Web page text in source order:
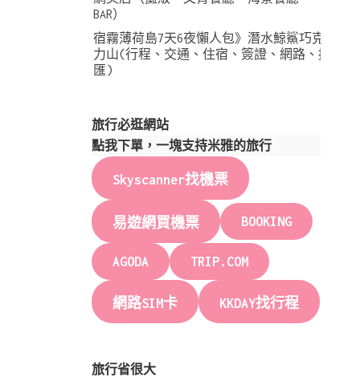
BAR）
宿霧薄荷島7天6夜懶人包》潛水鯨鯊巧克
力山(行程、交通、住宿、簽證、網路、換
匯)
旅行必逛網站
點我下單，一塊支持米雅的旅行
Skyscanner找機票
易遊網買機票 BOOKING
AGODA TRIP.COM
網路SIM卡 KKDAY找行程
旅行省很大